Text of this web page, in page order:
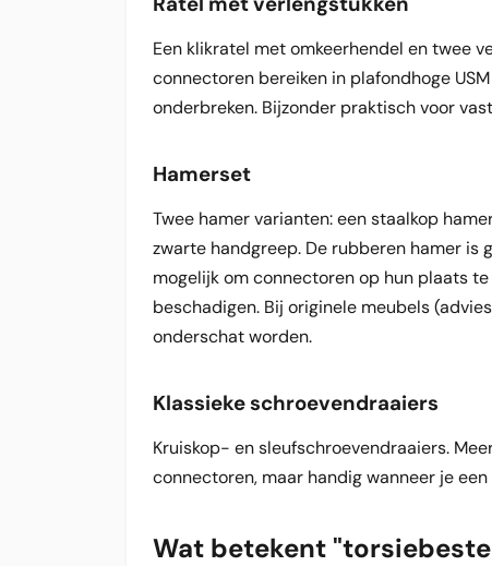
Een klikratel met omkeerhendel en twee
connectoren bereiken in plafondhoge
onderbreken. Bijzonder praktisch voor
Hamerset
Twee hamer varianten: een staalkop
zwarte handgreep. De rubberen hamer is
mogelijk om connectoren op hun plaats
beschadigen. Bij originele meubels
onderschat worden.
Klassieke schroevendraaiers
Kruiskop- en sleufschroevendraaiers.
connectoren, maar handig wanneer je
Wat betekent